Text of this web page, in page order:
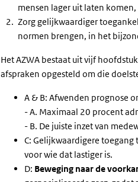
mensen lager uit laten
Zorg gelijkwaardiger
normen brengen, in het
Het AZWA bestaat uit vijf
afspraken opgesteld om die
A & B: Afwenden prognose
- A. Maximaal 20 procent
- B. De juiste inzet van
C: Gelijkwaardigere
voor wie dat lastiger is.
D: Beweging naar de